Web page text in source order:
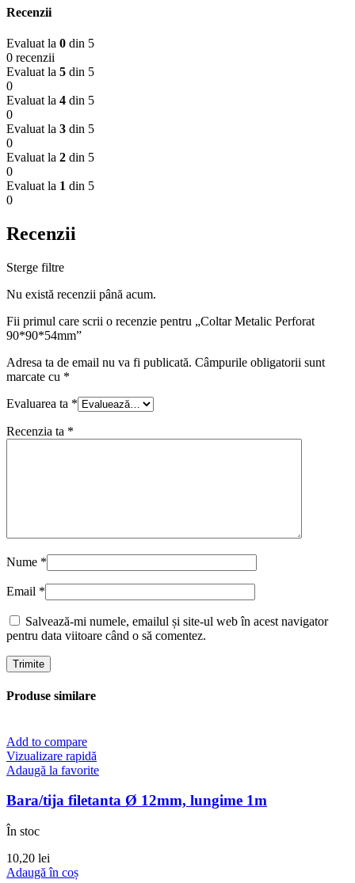
Recenzii
Evaluat la 0 din 5
0 recenzii
Evaluat la 5 din 5
0
Evaluat la 4 din 5
0
Evaluat la 3 din 5
0
Evaluat la 2 din 5
0
Evaluat la 1 din 5
0
Recenzii
Sterge filtre
Nu există recenzii până acum.
Fii primul care scrii o recenzie pentru „Coltar Metalic Perforat
90*90*54mm”
Adresa ta de email nu va fi publicată. Câmpurile obligatorii sunt
marcate cu *
Evaluarea ta *
Recenzia ta *
Nume *
Email *
Salvează-mi numele, emailul și site-ul web în acest navigator
pentru data viitoare când o să comentez.
Produse similare
Add to compare
Vizualizare rapidă
Adaugă la favorite
Bara/tija filetanta Ø 12mm, lungime 1m
În stoc
10,20 lei
Adaugă în coș